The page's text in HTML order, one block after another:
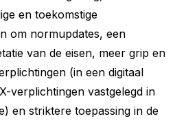
en toekomstige
om normupdates, een
van de eisen, meer grip en
(in een digitaal
verplichtingen vastgelegd in
en striktere toepassing in de